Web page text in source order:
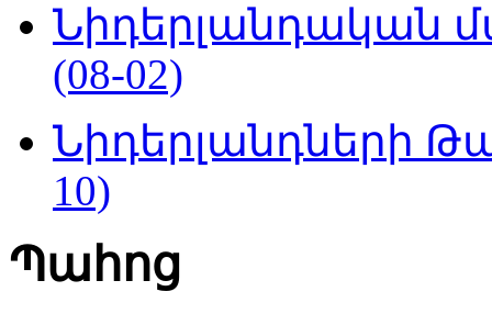
Նիդերլանդական
(08-02)
Նիդերլանդների
10)
Պահոց